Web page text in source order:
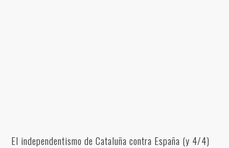
El independentismo de Cataluña contra España (y 4/4)